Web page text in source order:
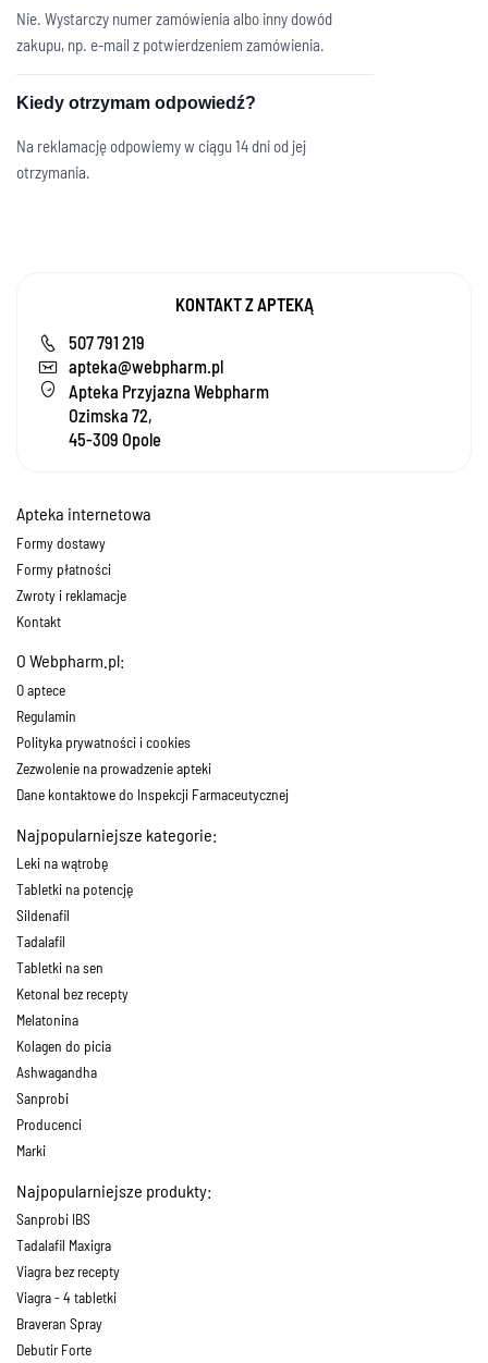
Nie. Wystarczy numer zamówienia albo inny dowód
zakupu, np. e-mail z potwierdzeniem zamówienia.
Kiedy otrzymam odpowiedź?
Na reklamację odpowiemy w ciągu 14 dni od jej
otrzymania.
KONTAKT Z APTEKĄ
507 791 219
apteka@webpharm.pl
Apteka Przyjazna Webpharm
Ozimska 72,
45-309 Opole
Apteka internetowa
Formy dostawy
Formy płatności
Zwroty i reklamacje
Kontakt
O Webpharm.pl:
O aptece
Regulamin
Polityka prywatności i cookies
Zezwolenie na prowadzenie apteki
Dane kontaktowe do Inspekcji Farmaceutycznej
Najpopularniejsze kategorie:
Leki na wątrobę
Tabletki na potencję
Sildenafil
Tadalafil
Tabletki na sen
Ketonal bez recepty
Melatonina
Kolagen do picia
Ashwagandha
Sanprobi
Producenci
Marki
Najpopularniejsze produkty:
Sanprobi IBS
Tadalafil Maxigra
Viagra bez recepty
Viagra - 4 tabletki
Braveran Spray
Debutir Forte